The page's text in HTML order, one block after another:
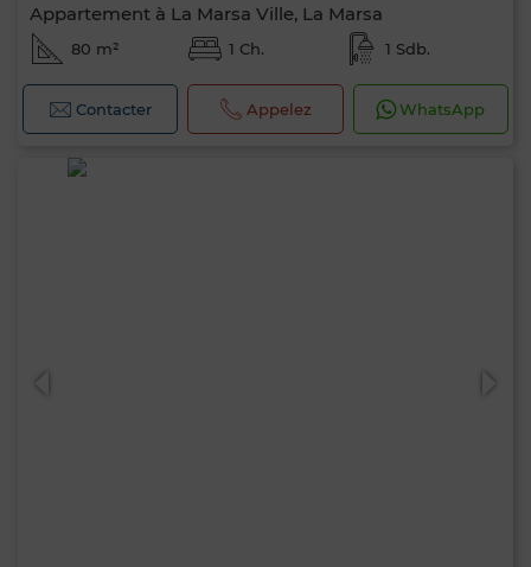
Appartement à La Marsa Ville, La Marsa
80 m² 1 Ch. 1 Sdb.
Contacter Appelez WhatsApp